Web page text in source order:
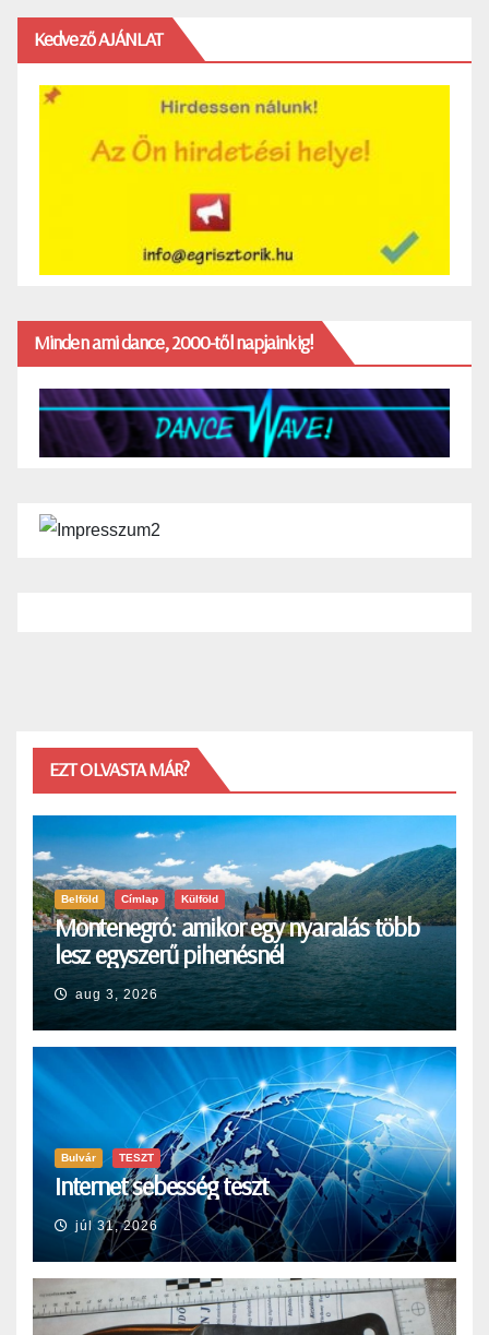
Kedvező AJÁNLAT
Minden ami dance, 2000-től napjainkig!
EZT OLVASTA MÁR?
Belföld Címlap Külföld
Montenegró: amikor egy nyaralás több
lesz egyszerű pihenésnél
aug 3, 2026
Bulvár TESZT
Internet sebesség teszt
júl 31, 2026